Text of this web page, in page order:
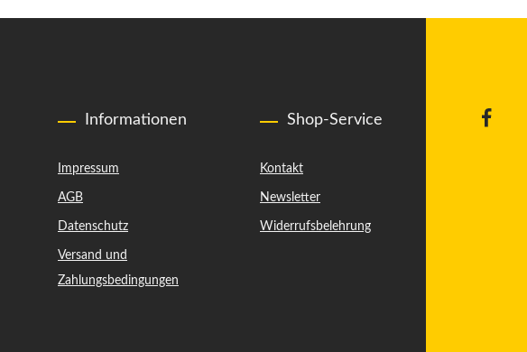
Informationen
Impressum
AGB
Datenschutz
Versand und
Zahlungsbedingungen
Shop-Service
Kontakt
Newsletter
Widerrufsbelehrung